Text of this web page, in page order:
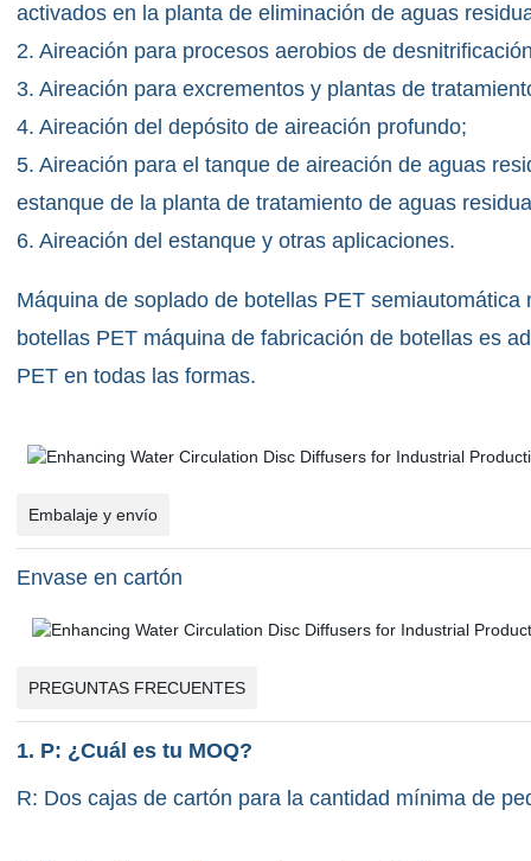
activados en la planta de eliminación de aguas
2. Aireación para procesos aerobios de
3. Aireación para excrementos y plantas de
4. Aireación del depósito de aireación profundo;
5. Aireación para el tanque de aireación de aguas
estanque de la planta de tratamiento de aguas
6. Aireación del estanque y otras aplicaciones.
Máquina de soplado de botellas PET
botellas PET máquina de fabricación de botellas es
PET en todas las formas.
Embalaje y envío
Envase en cartón
PREGUNTAS FRECUENTES
1. P: ¿Cuál es tu MOQ?
R: Dos cajas de cartón para la cantidad mínima de